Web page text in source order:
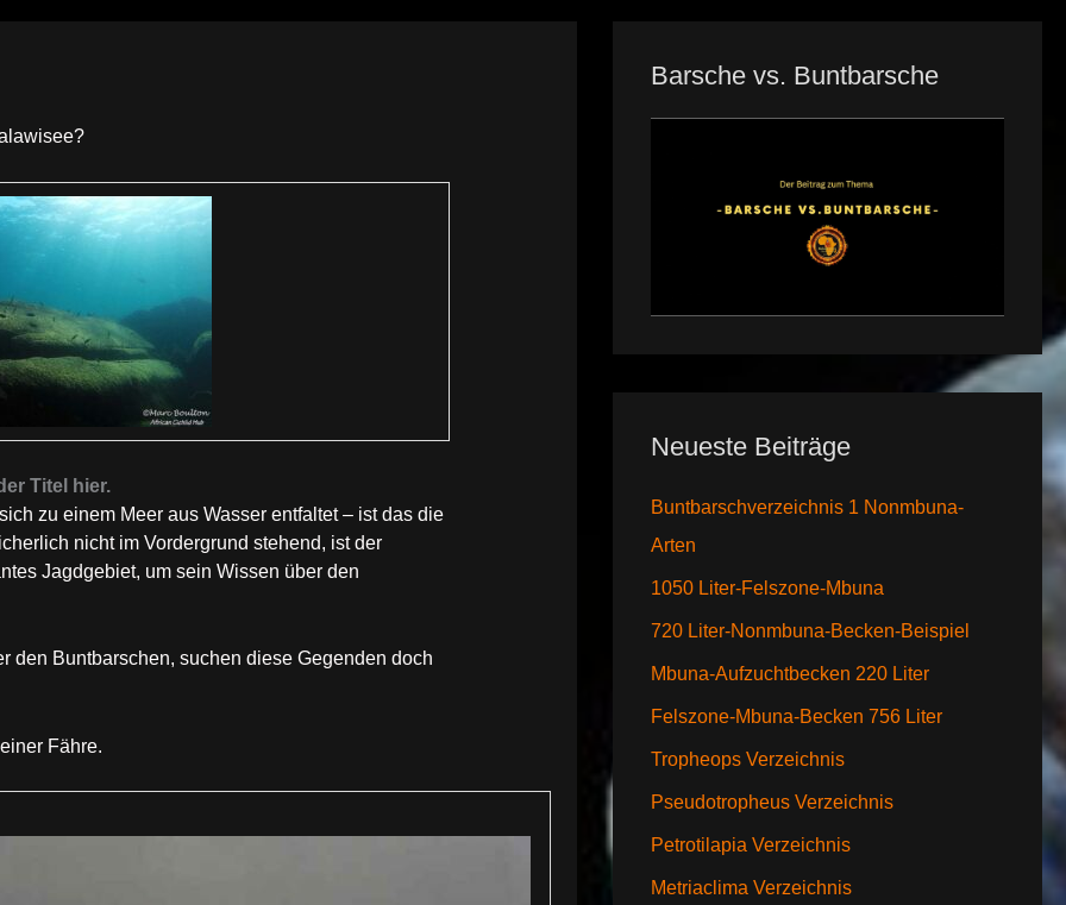
Titel hier.
zu einem Meer aus Wasser entfaltet – ist das die
nicht im Vordergrund stehend, ist der
Jagdgebiet, um sein Wissen über den
den Buntbarschen, suchen diese Gegenden doch
Fähre.
Barsche vs. Buntbarsche
Neueste Beiträge
Buntbarschverzeichnis 1 Nonmbuna-
Arten
1050 Liter-Felszone-Mbuna
720 Liter-Nonmbuna-Becken-Beispiel
Mbuna-Aufzuchtbecken 220 Liter
Felszone-Mbuna-Becken 756 Liter
Tropheops Verzeichnis
Pseudotropheus Verzeichnis
Petrotilapia Verzeichnis
Metriaclima Verzeichnis